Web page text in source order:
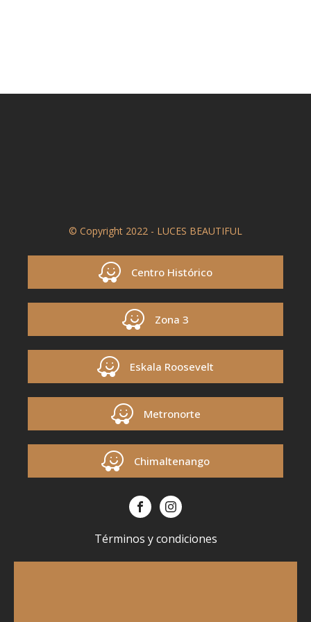
© Copyright 2022 - LUCES BEAUTIFUL
Centro Histórico
Zona 3
Eskala Roosevelt
Metronorte
Chimaltenango
Términos y condiciones